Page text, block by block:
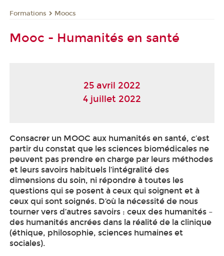
Formations Moocs
Mooc - Humanités en santé
25 avril 2022
4 juillet 2022
Consacrer un MOOC aux humanités en santé, c’est
partir du constat que les sciences biomédicales ne
peuvent pas prendre en charge par leurs méthodes
et leurs savoirs habituels l’intégralité des
dimensions du soin, ni répondre à toutes les
questions qui se posent à ceux qui soignent et à
ceux qui sont soignés. D’où la nécessité de nous
tourner vers d’autres savoirs : ceux des humanités –
des humanités ancrées dans la réalité de la clinique
(éthique, philosophie, sciences humaines et
sociales).